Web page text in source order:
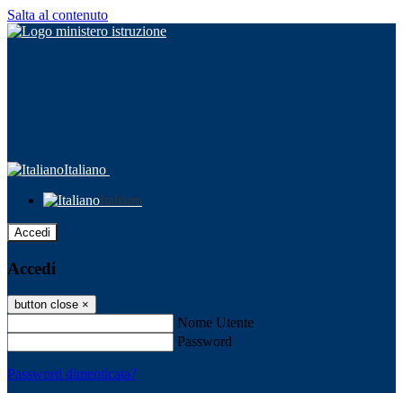
Salta al contenuto
Italiano
Italiano
Accedi
Accedi
button close ×
Nome Utente
Password
Password dimenticata?